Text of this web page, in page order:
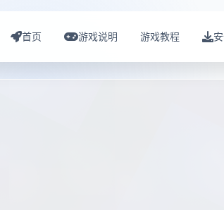
首页 游戏说明 游戏教程